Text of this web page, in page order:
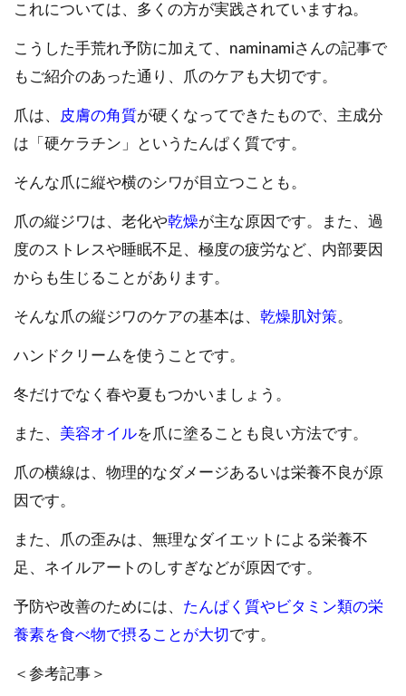
これについては、多くの方が実践されていますね。
こうした手荒れ予防に加えて、naminamiさんの記事で
もご紹介のあった通り、爪のケアも大切です。
爪は、 皮膚の角質が硬くなってできたもので、主成分
は「硬ケラチン」というたんぱく質です。
そんな爪に縦や横のシワが目立つことも。
爪の縦ジワは、老化や乾燥が主な原因です。また、過
度のストレスや睡眠不足、極度の疲労など、内部要因
からも生じることがあります。
そんな爪の縦ジワのケアの基本は、 乾燥肌対策。
ハンドクリームを使うことです。
冬だけでなく春や夏もつかいましょう。
また、 美容オイルを爪に塗ることも良い方法です。
爪の横線は、物理的なダメージあるいは栄養不良が原
因です。
また、爪の歪みは、無理なダイエットによる栄養不
足、ネイルアートのしすぎなどが原因です。
予防や改善のためには、 たんぱく質やビタミン類の栄
養素を食べ物で摂ることが大切 です。
＜参考記事＞